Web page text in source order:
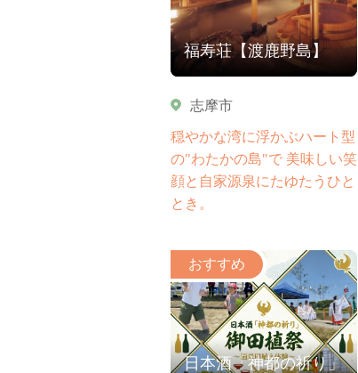
福寿荘【渡鹿野島】
志摩市
穏やかな湾に浮かぶハート型
の"わたかの島"で 美味しい笑
顔と自家源泉にたゆたうひと
とき。
日本酒「神都の祈り」